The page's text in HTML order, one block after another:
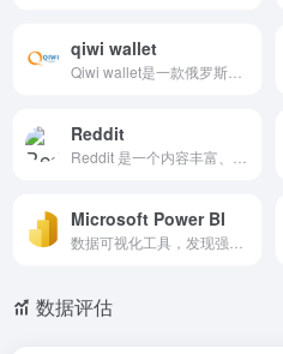
qiwi wallet
Reddit
Microsoft Power BI
数据评估